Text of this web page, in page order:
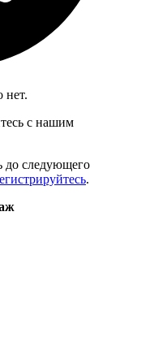
нет.
с нашим
до следующего
.